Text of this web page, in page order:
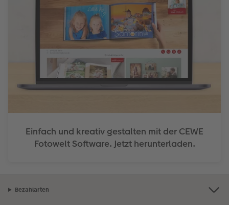
Einfach und kreativ gestalten mit der CEWE
Fotowelt Software. Jetzt herunterladen.
Bezahlarten